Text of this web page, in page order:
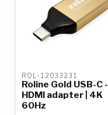
ROL-12033231
Roline Gold USB-C -
HDMI adapter | 4K
60Hz